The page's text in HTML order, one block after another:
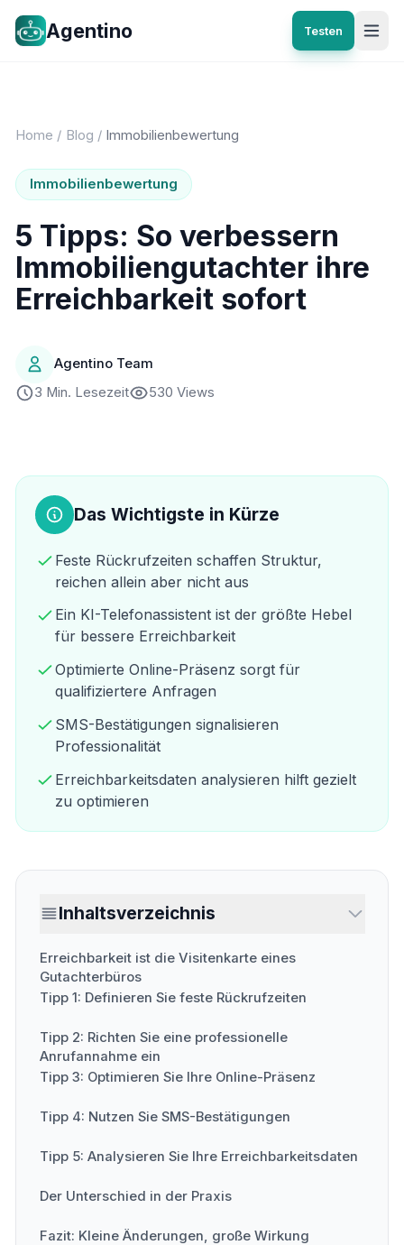
Agentino Testen
Home / Blog / Immobilienbewertung
Immobilienbewertung
5 Tipps: So verbessern
Immobiliengutachter ihre
Erreichbarkeit sofort
Agentino Team
3 Min. Lesezeit
530 Views
Das Wichtigste in Kürze
Feste Rückrufzeiten schaffen Struktur,
reichen allein aber nicht aus
Ein KI-Telefonassistent ist der größte Hebel
für bessere Erreichbarkeit
Optimierte Online-Präsenz sorgt für
qualifiziertere Anfragen
SMS-Bestätigungen signalisieren
Professionalität
Erreichbarkeitsdaten analysieren hilft gezielt
zu optimieren
Inhaltsverzeichnis
Erreichbarkeit ist die Visitenkarte eines
Gutachterbüros
Tipp 1: Definieren Sie feste Rückrufzeiten
Tipp 2: Richten Sie eine professionelle
Anrufannahme ein
Tipp 3: Optimieren Sie Ihre Online-Präsenz
Tipp 4: Nutzen Sie SMS-Bestätigungen
Tipp 5: Analysieren Sie Ihre Erreichbarkeitsdaten
Der Unterschied in der Praxis
Fazit: Kleine Änderungen, große Wirkung